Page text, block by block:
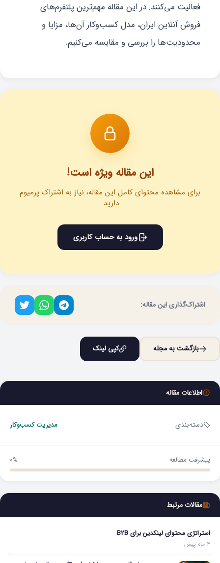
اطلاعات مقاله
دسته‌بندی مدیریت کسب‌و‌کار
پیشرفت مطالعه 0%
مقالات مرتبط
استراتژی محتوای لینکدین برای B2B
4 ماه پیش
فعالیت می‌کنند. در این مقاله مهم‌ترین پلتفرم‌های
فروش آنلاین ایران، مدل کسب‌وکار آن‌ها، مزایا و
محدودیت‌ها را بررسی و مقایسه می‌کنیم.
این مقاله ویژه است!
برای مشاهده محتوای کامل این مقاله، نیاز به اشتراک پرمیوم
دارید.
ورود به حساب کاربری
اشتراک‌گذاری این مقاله:
بازگشت به مجله کپی لینک